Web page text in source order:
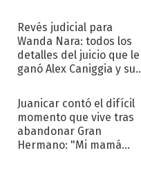
"Traidora"
Revés judicial para
Wanda Nara: todos los
detalles del juicio que le
ganó Alex Caniggia y sus
Juanicar contó el difícil
momento que vive tras
abandonar Gran
Hermano: "Mi mamá